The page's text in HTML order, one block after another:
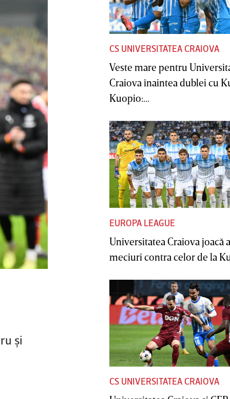
şi
CS UNIVERSITATEA CRAIOVA
Veste mare pentru
Craiova înaintea dublei cu
Kuopio:...
EUROPA LEAGUE
Universitatea Craiova joacă
meciuri contra celor de la
CS UNIVERSITATEA CRAIOVA